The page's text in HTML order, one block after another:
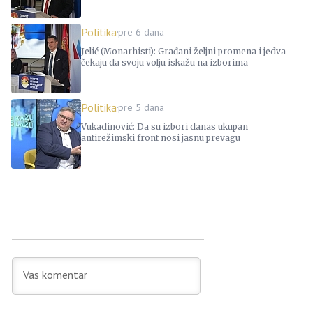
Politikapre 6 dana
Jelić (Monarhisti): Građani željni promena i jedva
čekaju da svoju volju iskažu na izborima
Politikapre 5 dana
Vukadinović: Da su izbori danas ukupan
antirežimski front nosi jasnu prevagu